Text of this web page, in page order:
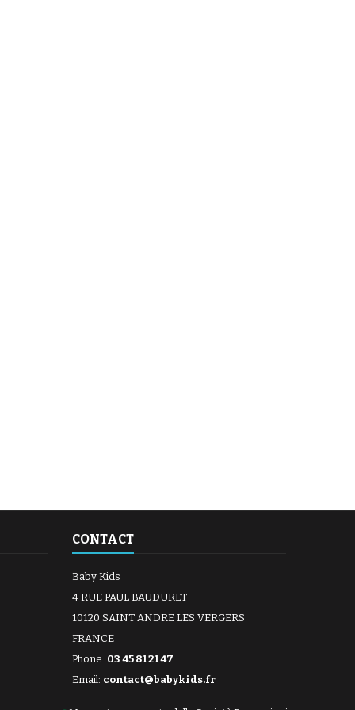
CONTACT
Baby Kids
4 RUE PAUL BAUDURET
10120 SAINT ANDRE LES VERGERS
FRANCE
Phone: 03 45 81 21 47
Email: contact@babykids.fr